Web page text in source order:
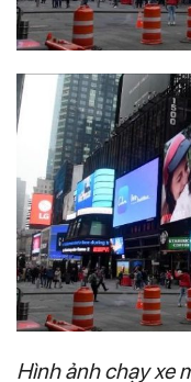
Hình ảnh chạy xe